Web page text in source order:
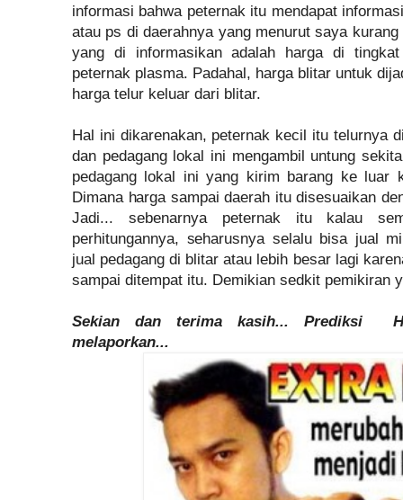
informasi bahwa peternak itu mendapat
atau ps di daerahnya yang menurut saya
yang di informasikan adalah harga di
peternak plasma. Padahal, harga blitar untuk
harga telur keluar dari blitar.
Hal ini dikarenakan, peternak kecil itu telurnya
dan pedagang lokal ini mengambil untung
pedagang lokal ini yang kirim barang ke luar
Dimana harga sampai daerah itu disesuaikan
Jadi... sebenarnya peternak itu kalau
perhitungannya, seharusnya selalu bisa jual
jual pedagang di blitar atau lebih besar lagi
sampai ditempat itu. Demikian sedkit pemikiran
Sekian dan terima kasih... Prediksi
melaporkan...